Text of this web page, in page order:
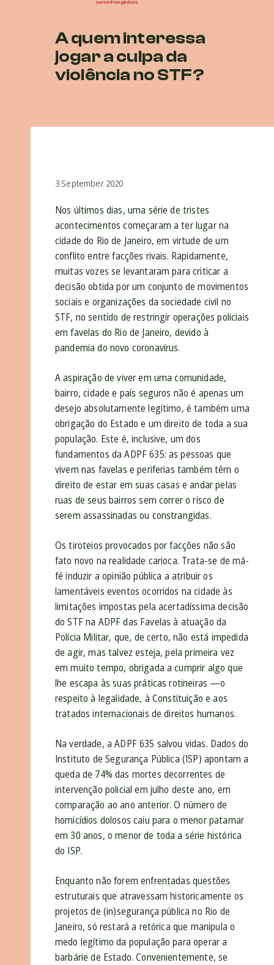
A quem interessa
jogar a culpa da
violência no STF?
3 September 2020
Nos últimos dias, uma série de tristes
acontecimentos começaram a ter lugar na
cidade do Rio de Janeiro, em virtude de um
conflito entre facções rivais. Rapidamente,
muitas vozes se levantaram para criticar a
decisão obtida por um conjunto de movimentos
sociais e organizações da sociedade civil no
STF, no sentido de restringir operações policiais
em favelas do Rio de Janeiro, devido à
pandemia do novo coronavírus.
A aspiração de viver em uma comunidade,
bairro, cidade e país seguros não é apenas um
desejo absolutamente legítimo, é também uma
obrigação do Estado e um direito de toda a sua
população. Este é, inclusive, um dos
fundamentos da ADPF 635: as pessoas que
vivem nas favelas e periferias também têm o
direito de estar em suas casas e andar pelas
ruas de seus bairros sem correr o risco de
serem assassinadas ou constrangidas.
Os tiroteios provocados por facções não são
fato novo na realidade carioca. Trata-se de má-
fé induzir a opinião pública a atribuir os
lamentáveis eventos ocorridos na cidade às
limitações impostas pela acertadíssima decisão
do STF na ADPF das Favelas à atuação da
Polícia Militar, que, de certo, não está impedida
de agir, mas talvez esteja, pela primeira vez
em muito tempo, obrigada a cumprir algo que
lhe escapa às suas práticas rotineiras —o
respeito à legalidade, à Constituição e aos
tratados internacionais de direitos humanos.
Na verdade, a ADPF 635 salvou vidas. Dados do
Instituto de Segurança Pública (ISP) apontam a
queda de 74% das mortes decorrentes de
intervenção policial em julho deste ano, em
comparação ao ano anterior. O número de
homicídios dolosos caiu para o menor patamar
em 30 anos, o menor de toda a série histórica
do ISP.
Enquanto não forem enfrentadas questões
estruturais que atravessam historicamente os
projetos de (in)segurança pública no Rio de
Janeiro, só restará a retórica que manipula o
medo legítimo da população para operar a
barbárie de Estado. Convenientemente, se